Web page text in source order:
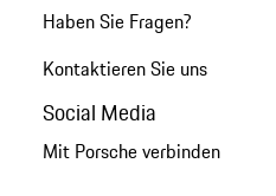
Haben Sie Fragen?
Kontaktieren Sie uns
Social Media
Mit Porsche verbinden